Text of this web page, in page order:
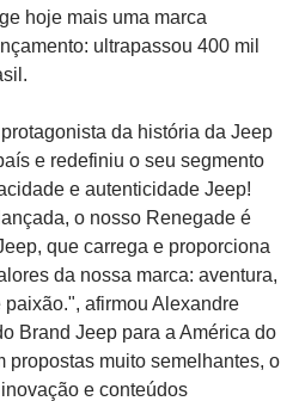
hoje mais uma marca
ultrapassou 400 mil
da história da Jeep
e redefiniu o seu segmento
e autenticidade Jeep!
o nosso Renegade é
que carrega e proporciona
da nossa marca: aventura,
afirmou Alexandre
Brand Jeep para a América do
propostas muito semelhantes, o
e conteúdos